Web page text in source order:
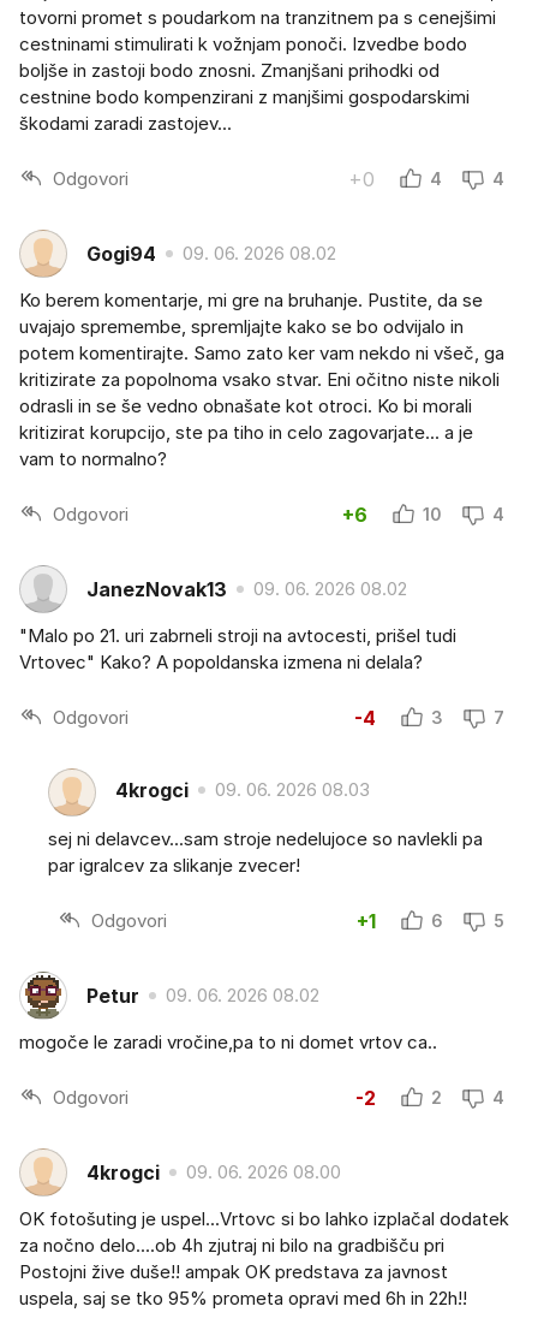
tovorni promet s poudarkom na tranzitnem pa s cenejšimi
cestninami stimulirati k vožnjam ponoči. Izvedbe bodo
boljše in zastoji bodo znosni. Zmanjšani prihodki od
cestnine bodo kompenzirani z manjšimi gospodarskimi
škodami zaradi zastojev...
Odgovori +0 4 4
Gogi94 09. 06. 2026 08.02
Ko berem komentarje, mi gre na bruhanje. Pustite, da se
uvajajo spremembe, spremljajte kako se bo odvijalo in
potem komentirajte. Samo zato ker vam nekdo ni všeč, ga
kritizirate za popolnoma vsako stvar. Eni očitno niste nikoli
odrasli in se še vedno obnašate kot otroci. Ko bi morali
kritizirat korupcijo, ste pa tiho in celo zagovarjate... a je
vam to normalno?
Odgovori +6 10 4
JanezNovak13 09. 06. 2026 08.02
"Malo po 21. uri zabrneli stroji na avtocesti, prišel tudi
Vrtovec" Kako? A popoldanska izmena ni delala?
Odgovori -4 3 7
4krogci 09. 06. 2026 08.03
sej ni delavcev...sam stroje nedelujoce so navlekli pa
par igralcev za slikanje zvecer!
Odgovori +1 6 5
Petur 09. 06. 2026 08.02
mogoče le zaradi vročine,pa to ni domet vrtov ca..
Odgovori -2 2 4
4krogci 09. 06. 2026 08.00
OK fotošuting je uspel...Vrtovc si bo lahko izplačal dodatek
za nočno delo....ob 4h zjutraj ni bilo na gradbišču pri
Postojni žive duše!! ampak OK predstava za javnost
uspela, saj se tko 95% prometa opravi med 6h in 22h!!